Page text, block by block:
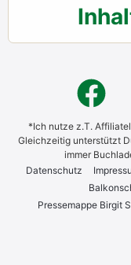
*Ich nutze z.T.
Gleichzeitig unterstützt
immer
Daten­schutz
Pres­se­map­pe Bir­git